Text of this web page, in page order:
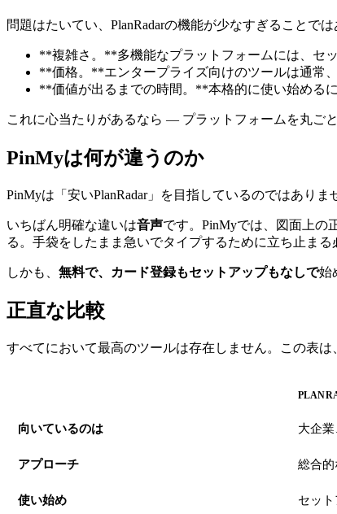
問題はたいてい、PlanRadarの機能が少なすぎることで
**複雑さ。**多機能なプラットフォームには、セ
**価格。**エンタープライズ向けのツールは通常
**価値が出るまでの時間。**本格的に使い始める
これに心当たりがあるなら ― プラットフォームを丸ご
PinMyは何が違うのか
PinMyは「安いPlanRadar」を目指しているのではあり
いちばん明確な違いは音声です。PinMyでは、図面上の
る。手袋をしたまま急いでタイプするために立ち止まる
しかも、 無料で、カード登録もセットアップもなしで始
正直な比較
すべてにおいて最高のツールは存在しません。この表
向いているのは 大企
アプローチ 総合
使い始め セッ